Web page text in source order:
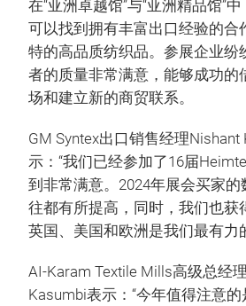
在“亚洲卓越馆”与“亚洲精品馆”
可以找到拥有丰富出口经验的合
特的高品质纺织品。参展企业纷
者的质量非常满意，能够成功的
场和建立新的商贸联系。
GM Syntex出口销售经理Nishant
示：“我们已经参加了16届
到非常满意。2024年展会买家
往都有所提高，同时，我们也获
英国、美国和欧洲是我们最有力
AI-Karam Textile Mills高级总经
Kasumbi表示：“今年值得注意